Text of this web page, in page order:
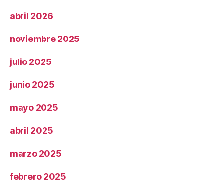
abril 2026
noviembre 2025
julio 2025
junio 2025
mayo 2025
abril 2025
marzo 2025
febrero 2025